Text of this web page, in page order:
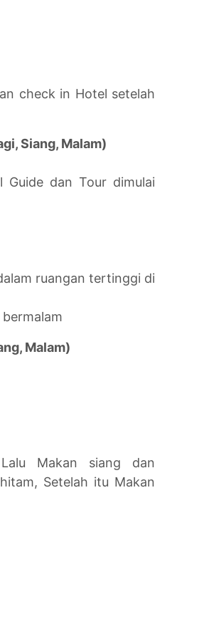
check in Hotel setelah
Siang, Malam)
Guide dan Tour dimulai
ruangan tertinggi di
Malam)
Makan siang dan
Setelah itu Makan